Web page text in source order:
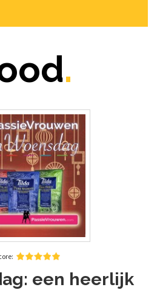
.
een heerlijk